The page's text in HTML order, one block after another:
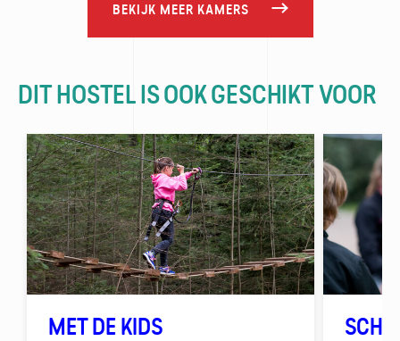
BEKIJK MEER KAMERS
DIT HOSTEL IS OOK GESCHIKT VOOR
MET DE KIDS